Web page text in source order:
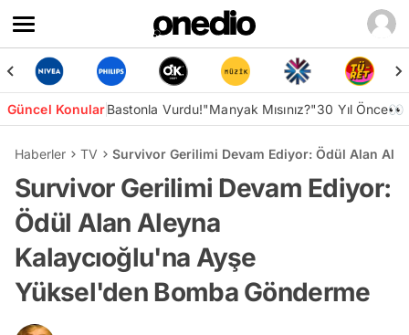
Güncel KonularBastonla Vurdu!"Manyak Mısınız?"30 Yıl Önce👀
Haberler TV Survivor Gerilimi Devam Ediyor: Ödül Alan
Survivor Gerilimi Devam Ediyor:
Ödül Alan Aleyna
Kalaycıoğlu'na Ayşe
Yüksel'den Bomba Gönderme